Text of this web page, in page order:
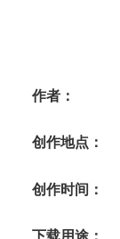
作者：
创作地点：
创作时间：